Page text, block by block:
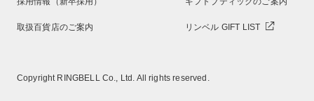
取扱百貨店のご案内 リンベル GIFT LIST
Copyright RINGBELL Co., Ltd. All rights reserved.